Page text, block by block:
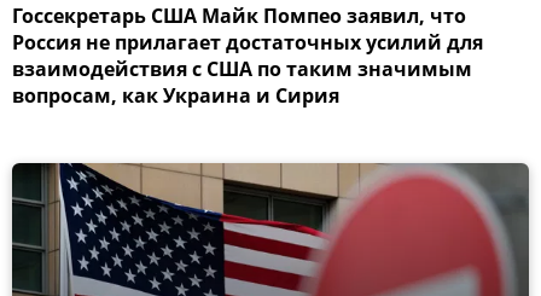
Госсекретарь США Майк Помпео заявил, что
Россия не прилагает достаточных усилий для
взаимодействия с США по таким значимым
вопросам, как Украина и Сирия